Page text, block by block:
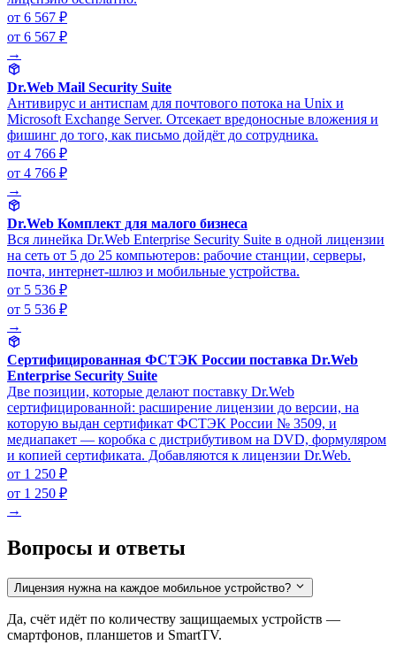
от 6 567 ₽
от 6 567 ₽
→
Dr.Web Mail Security Suite
Антивирус и антиспам для почтового потока на Unix и
Microsoft Exchange Server. Отсекает вредоносные вложения и
фишинг до того, как письмо дойдёт до сотрудника.
от 4 766 ₽
от 4 766 ₽
→
Dr.Web Комплект для малого бизнеса
Вся линейка Dr.Web Enterprise Security Suite в одной лицензии
на сеть от 5 до 25 компьютеров: рабочие станции, серверы,
почта, интернет-шлюз и мобильные устройства.
от 5 536 ₽
от 5 536 ₽
→
Сертифицированная ФСТЭК России поставка Dr.Web
Enterprise Security Suite
Две позиции, которые делают поставку Dr.Web
сертифицированной: расширение лицензии до версии, на
которую выдан сертификат ФСТЭК России № 3509, и
медиапакет — коробка с дистрибутивом на DVD, формуляром
и копией сертификата. Добавляются к лицензии Dr.Web.
от 1 250 ₽
от 1 250 ₽
→
Вопросы и ответы
Лицензия нужна на каждое мобильное устройство?
Да, счёт идёт по количеству защищаемых устройств —
смартфонов, планшетов и SmartTV.